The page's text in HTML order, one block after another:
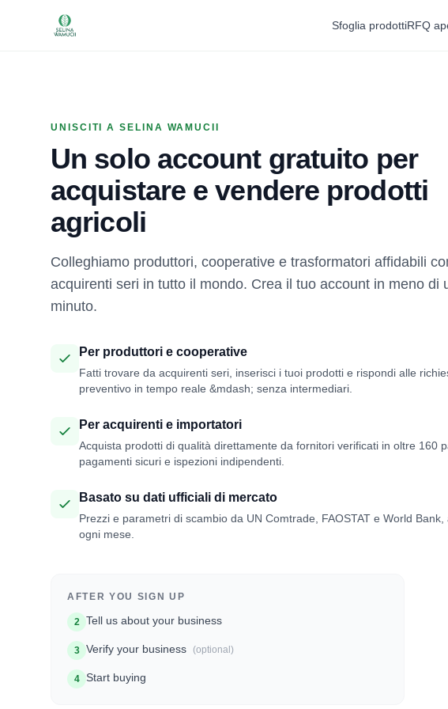
Sfoglia prodottiRFQ
UNISCITI A SELINA WAMUCII
Un solo account gratuito per
acquistare e vendere prodotti
agricoli
Colleghiamo produttori, cooperative e trasformatori affidabili
acquirenti seri in tutto il mondo. Crea il tuo account in meno di
minuto.
Per produttori e cooperative
Fatti trovare da acquirenti seri, inserisci i tuoi prodotti e rispondi alle
preventivo in tempo reale &mdash; senza intermediari.
Per acquirenti e importatori
Acquista prodotti di qualità direttamente da fornitori verificati in oltre 160
pagamenti sicuri e ispezioni indipendenti.
Basato su dati ufficiali di mercato
Prezzi e parametri di scambio da UN Comtrade, FAOSTAT e World Bank,
ogni mese.
AFTER YOU SIGN UP
2 Tell us about your business
3 Verify your business (optional)
4 Start buying